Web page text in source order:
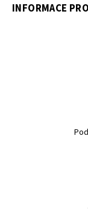
INFORMACE